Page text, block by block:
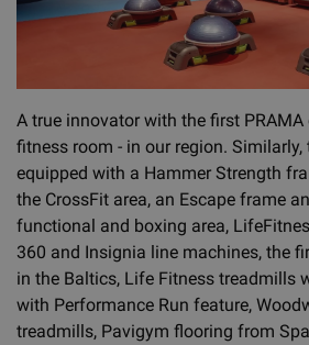
A true innovator with the first
fitness room - in our region. Similarly,
equipped with a Hammer Strength
the CrossFit area, an Escape frame
functional and boxing area,
360 and Insignia line machines, the
in the Baltics, Life Fitness treadmills
with Performance Run feature,
treadmills, Pavigym flooring from